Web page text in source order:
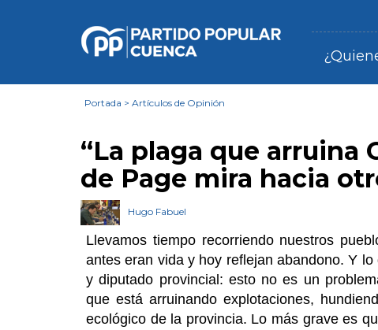
Portada > Artículos de Opinión
“La plaga que arruina
de Page mira hacia
Hugo Fabuel
Llevamos tiempo recorriendo nuestros
antes eran vida y hoy reflejan abandono. Y
y diputado provincial: esto no es un
que está arruinando explotaciones,
ecológico de la provincia. Lo más grave es